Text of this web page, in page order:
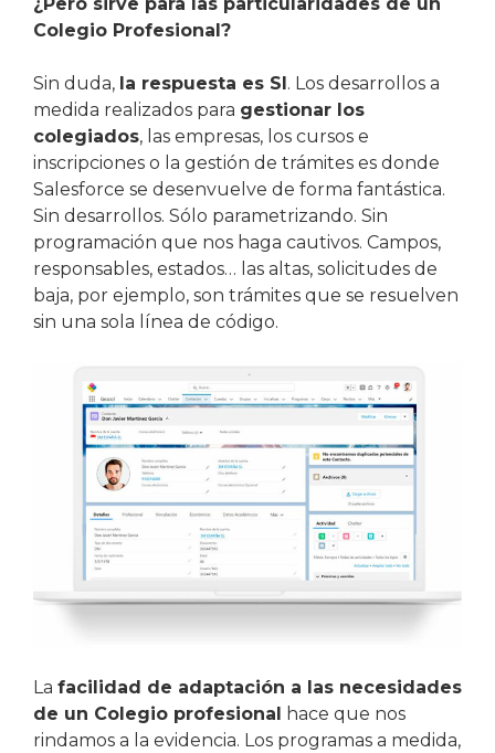
Colegio Profesional?
Sin duda, la respuesta es SI. Los desarrollos a
medida realizados para gestionar los
colegiados, las empresas, los cursos e
inscripciones o la gestión de trámites es donde
Salesforce se desenvuelve de forma fantástica.
Sin desarrollos. Sólo parametrizando. Sin
programación que nos haga cautivos. Campos,
responsables, estados… las altas, solicitudes de
baja, por ejemplo, son trámites que se resuelven
sin una sola línea de código.
La facilidad de adaptación a las necesidades
de un Colegio profesional hace que nos
rindamos a la evidencia. Los programas a medida,